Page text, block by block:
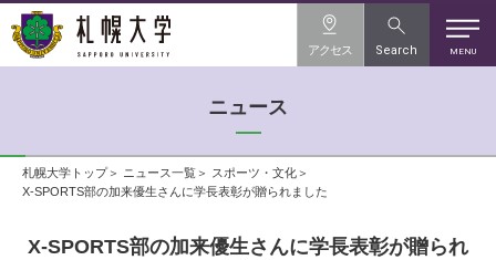
MENU
アクセス Search
ニュース
札幌大学トップ ニュース一覧
スポーツ・文化
X-SPORTS部の加来優生さんに学長表彰が贈られました
X-SPORTS部の加来優生さんに学長表彰が贈られ